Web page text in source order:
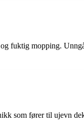
fuktig mopping.
som fører til ujevn